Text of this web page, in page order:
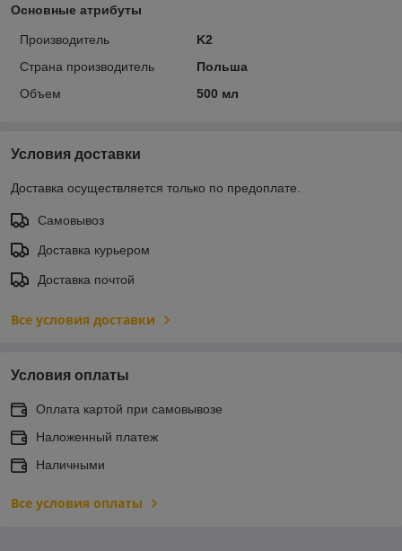
Основные атрибуты
Производитель
K2
Страна производитель
Польша
Объем
500 мл
Условия доставки
Доставка осуществляется только по предоплате.
Самовывоз
Доставка курьером
Доставка почтой
Все условия доставки
Условия оплаты
Оплата картой при самовывозе
Наложенный платеж
Наличными
Все условия оплаты